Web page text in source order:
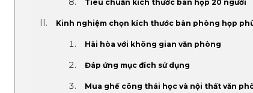
Tiêu chuẩn kích thước bàn họp 20 người
Kinh nghiệm chọn kích thước bàn phòng họp
Hài hòa với không gian văn phòng
Đáp ứng mục đích sử dụng
Mua ghế công thái học và nội thất văn